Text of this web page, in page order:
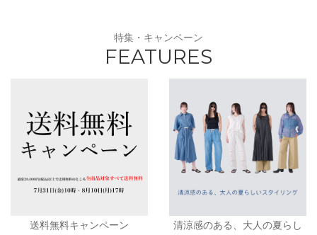
特集・キャンペーン
FEATURES
送料無料キャンペーン
清涼感のある、大人の夏らし